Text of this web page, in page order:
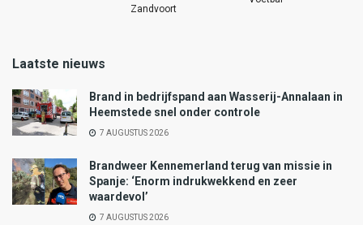
Zandvoort
Laatste nieuws
Brand in bedrijfspand aan Wasserij-Annalaan in
Heemstede snel onder controle
7 AUGUSTUS 2026
Brandweer Kennemerland terug van missie in
Spanje: ‘Enorm indrukwekkend en zeer
waardevol’
7 AUGUSTUS 2026